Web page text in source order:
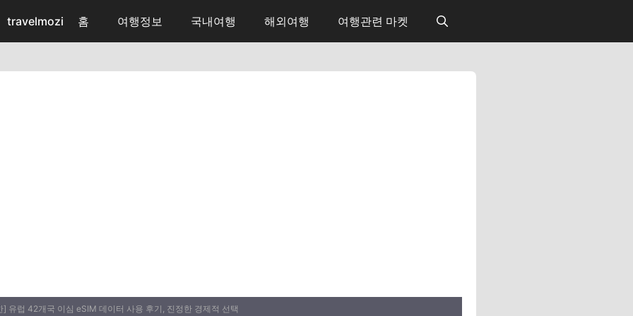
travelmozi 홈 여행정보 국내여행 해외여행 여행관련 마켓
] 유럽 42개국 이심 eSIM 데이터 사용 후기, 진정한 경제적 선택